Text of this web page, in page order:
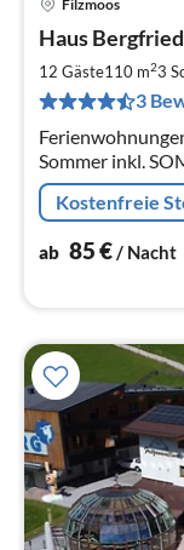
Filzmoos
Haus
12 Gäste110 m23
3
Ferienwohnungen
Sommer inkl. SOMMERCARD
kostenlos,
Schuhtrockner
Kostenfreie
ab 85€/ Nacht